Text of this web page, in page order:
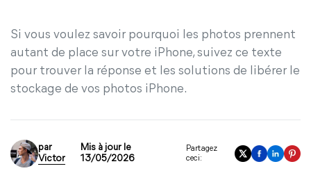
Si vous voulez savoir pourquoi les photos prennent
autant de place sur votre iPhone, suivez ce texte
pour trouver la réponse et les solutions de libérer le
stockage de vos photos iPhone.
par
Victor
Mis à jour le
13/05/2026
Partagez
ceci: